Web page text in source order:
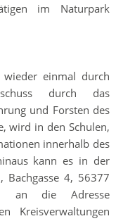
im Naturpark
einmal durch
durch das
und Forsten des
wird in den Schulen,
innerhalb des
kann es in der
Bachgasse 4, 56377
an die Adresse